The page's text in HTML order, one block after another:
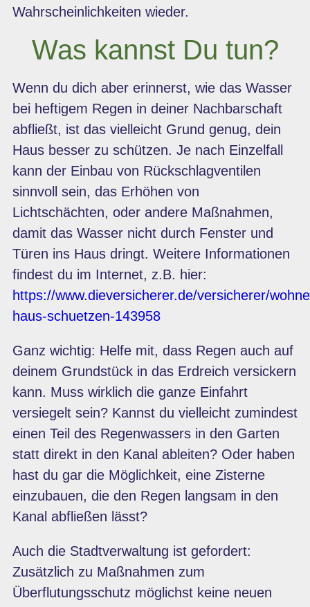
Wahrscheinlichkeiten wieder.
Was kannst Du tun?
Wenn du dich aber erinnerst, wie das Wasser
bei heftigem Regen in deiner Nachbarschaft
abfließt, ist das vielleicht Grund genug, dein
Haus besser zu schützen. Je nach Einzelfall
kann der Einbau von Rückschlagventilen
sinnvoll sein, das Erhöhen von
Lichtschächten, oder andere Maßnahmen,
damit das Wasser nicht durch Fenster und
Türen ins Haus dringt. Weitere Informationen
findest du im Internet, z.B. hier:
https://www.dieversicherer.de/versicherer/
haus-schuetzen-143958
Ganz wichtig: Helfe mit, dass Regen auch auf
deinem Grundstück in das Erdreich versickern
kann. Muss wirklich die ganze Einfahrt
versiegelt sein? Kannst du vielleicht zumindest
einen Teil des Regenwassers in den Garten
statt direkt in den Kanal ableiten? Oder haben
hast du gar die Möglichkeit, eine Zisterne
einzubauen, die den Regen langsam in den
Kanal abfließen lässt?
Auch die Stadtverwaltung ist gefordert:
Zusätzlich zu Maßnahmen zum
Überflutungsschutz möglichst keine neuen